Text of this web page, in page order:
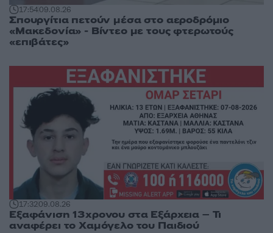
17:5409.08.26
Σπουργίτια πετούν μέσα στο αεροδρόμιο
«Μακεδονία» - Βίντεο με τους φτερωτούς
«επιβάτες»
17:3209.08.26
Εξαφάνιση 13χρονου στα Εξάρχεια – Τι
αναφέρει το Χαμόγελο του Παιδιού